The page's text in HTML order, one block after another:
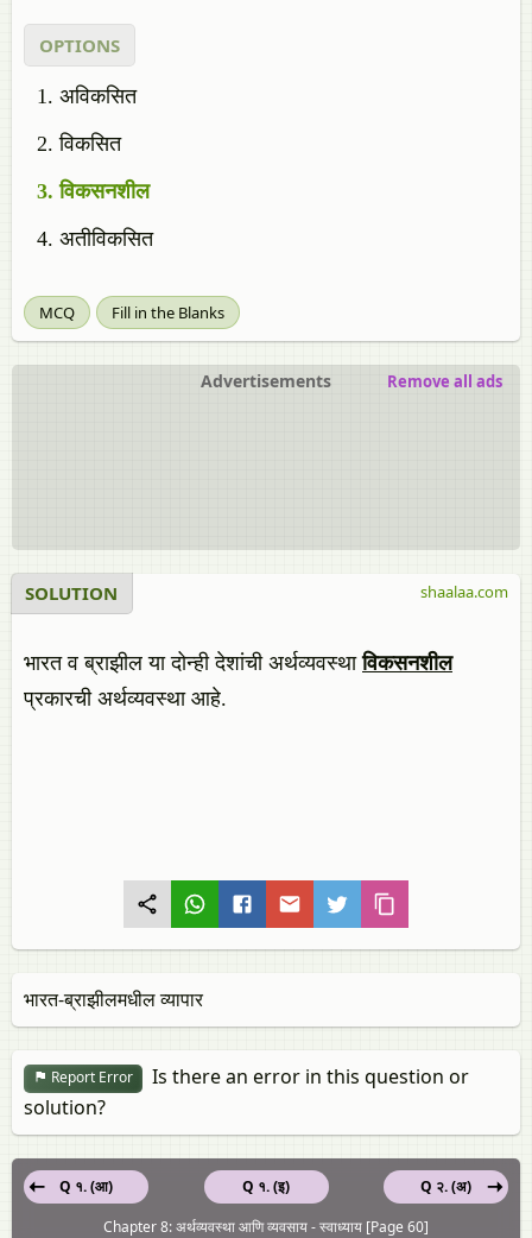
OPTIONS
अविकसित
विकसित
विकसनशील
अतीविकसित
MCQ Fill in the Blanks
Advertisements Remove all ads
SOLUTION
भारत व ब्राझील या दोन्ही देशांची अर्थव्यवस्थाविकसनशील
प्रकारची अर्थव्यवस्था आहे.
shaalaa.com
भारत-ब्राझीलमधील व्यापार
Report Error
Is there an error in this question or
solution?
Q १. (इ)
Q १. (आ)
Q २. (अ)
Chapter 8: अर्थव्यवस्था आणि व्यवसाय - स्वाध्याय [Page 60]